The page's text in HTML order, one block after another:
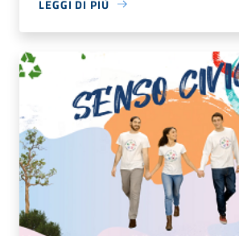
LEGGI DI PIÙ